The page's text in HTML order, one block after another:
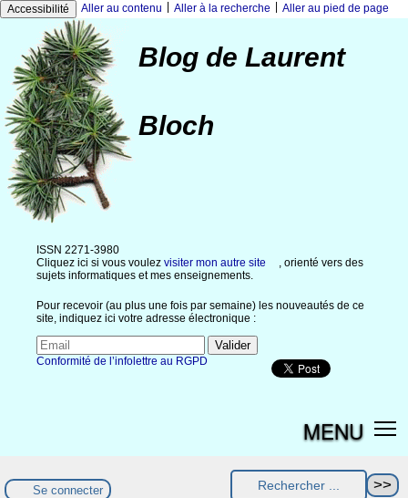
Accessibilité Aller au contenu Aller à la recherche Aller au pied de page
Blog de Laurent
Bloch
ISSN 2271-3980
Cliquez ici si vous voulez visiter mon autre site
, orienté vers des
sujets informatiques et mes enseignements.
Pour recevoir (au plus une fois par semaine) les nouveautés de ce
site, indiquez ici votre adresse électronique :
Conformité de l’infolettre au RGPD
MENU
Se connecter